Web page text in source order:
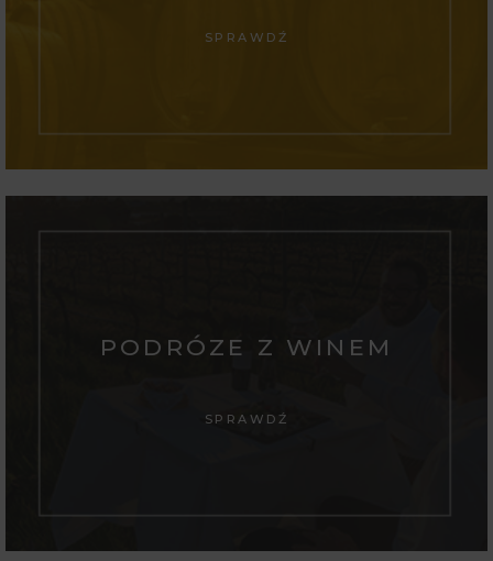
SPRAWDŹ
PODRÓZE Z WINEM
SPRAWDŹ